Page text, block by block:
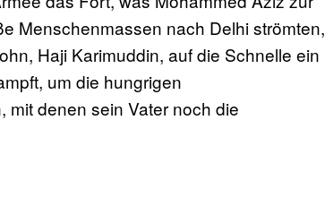
Menschenmassen nach Delhi strömten,
Haji Karimuddin, auf die Schnelle ein
um die hungrigen
mit denen sein Vater noch die